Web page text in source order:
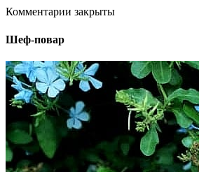
Комментарии закрыты
Шеф-повар